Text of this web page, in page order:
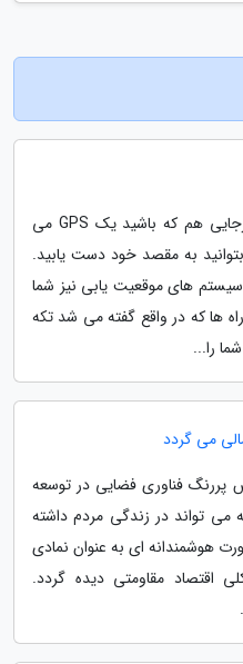
شاید بتوان گفت در دنیای فعلی هرجایی هم که باشید یک GPS می
به مقصد خود دست یابید.
های موقعیت یابی نیز شما
ها که در واقع گفته می شد تکه
را...
می گردد
پررنگ فناوری فضایی در توسعه
می تواند در زندگی مردم داشته
هوشمندانه ای به عنوان نمادی
اقتصاد مقاومتی دیده گردد.